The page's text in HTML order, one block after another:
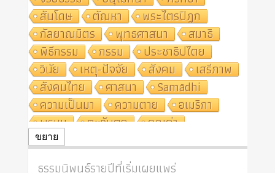
สันโดษ
ตัณหา
พระไตรปิฎก
กัลยาณมิตร
พุทธศาสนา
สมาธิ
พิธีกรรม
กรรม
ประชาธิปไตย
วินัย
เหตุ-ปัจจัย สังคม
เสรีภาพ
สังคมไทย
ศาสนา
Samādhi
ความเป็นมา
ความตาย
อเมริกา
พรหม
ตะวันตก
คุณค่า
ปฏิจจสมุปบาท
ศาสนาประจำชาติ
ขยาย
ธรรมนิพนธ์รายปีที่เริ่มเผยแพร่